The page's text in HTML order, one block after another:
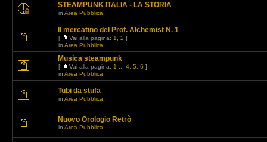
STEAMPUNK ITALIA - LA STORIA
in Area Pubblica
Il mercatino del Prof. Alchemist N. 1
[ Vai alla pagina: 1 2 ]
in Area Pubblica
Musica steampunk
[ Vai alla pagina: 1 4 5 6 ]
in Area Pubblica
Tubi da stufa
in Area Pubblica
Nuovo Orologio Retrò
in Area Pubblica